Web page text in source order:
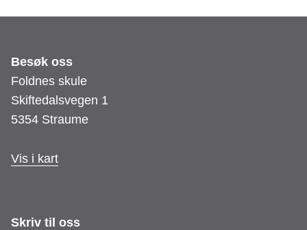
Besøk oss
Foldnes skule
Skiftedalsvegen 1
5354 Straume
Vis i kart
Skriv til oss